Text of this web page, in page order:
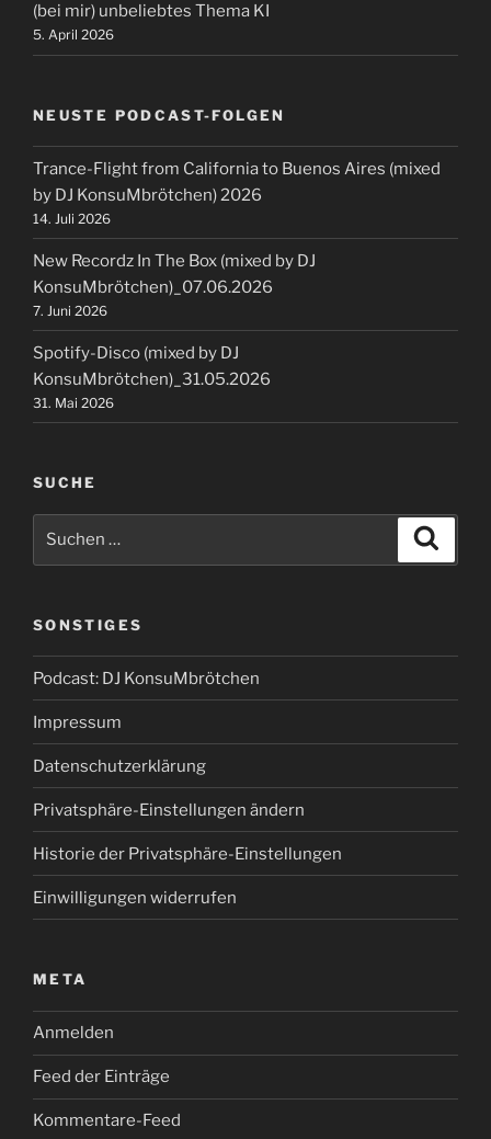
(bei mir) unbeliebtes Thema KI
5. April 2026
NEUSTE PODCAST-FOLGEN
Trance-Flight from California to Buenos Aires (mixed
by DJ KonsuMbrötchen) 2026
14. Juli 2026
New Recordz In The Box (mixed by DJ
KonsuMbrötchen)_07.06.2026
7. Juni 2026
Spotify-Disco (mixed by DJ
KonsuMbrötchen)_31.05.2026
31. Mai 2026
SUCHE
SONSTIGES
Podcast: DJ KonsuMbrötchen
Impressum
Datenschutzerklärung
Privatsphäre-Einstellungen ändern
Historie der Privatsphäre-Einstellungen
Einwilligungen widerrufen
META
Anmelden
Feed der Einträge
Kommentare-Feed